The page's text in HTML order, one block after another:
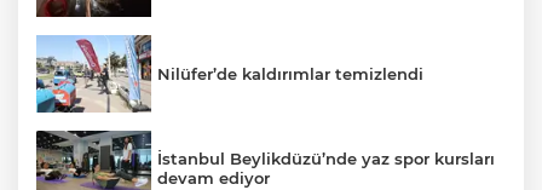
Nilüfer’de kaldırımlar temizlendi
İstanbul Beylikdüzü’nde yaz spor kursları
devam ediyor